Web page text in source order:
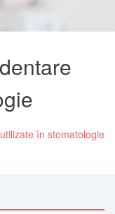
în stomatologie